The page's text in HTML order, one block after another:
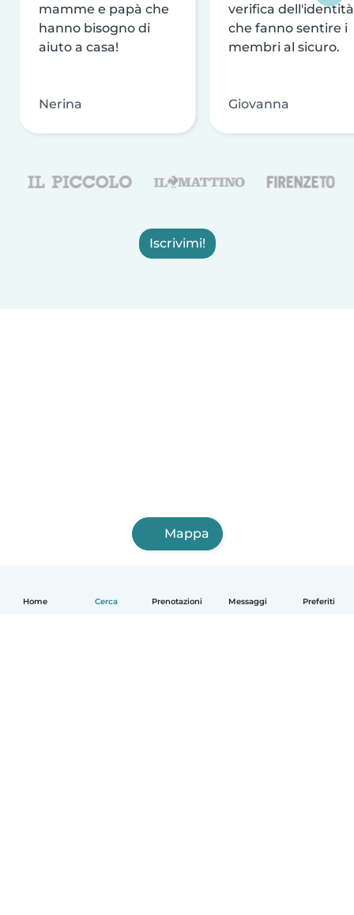
Home Cerca Prenotazioni Messaggi Preferiti
mamme e papà che
hanno bisogno di
aiuto a casa!
Nerina
verifica dell'identità
che fanno sentire i
membri al sicuro.
Giovanna
Iscrivimi!
Mappa